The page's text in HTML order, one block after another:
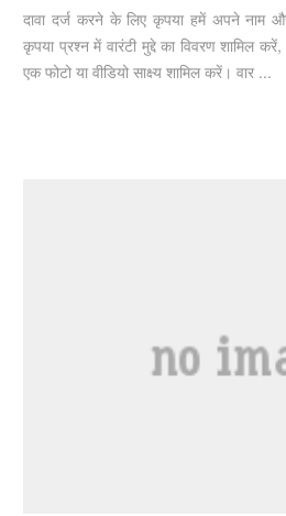
दावा दर्ज करने के लिए कृपया हमें अपने नाम
कृपया प्रश्न में वारंटी मुद्दे का विवरण शामिल
एक फोटो या वीडियो साक्ष्य शामिल करें। वार ...